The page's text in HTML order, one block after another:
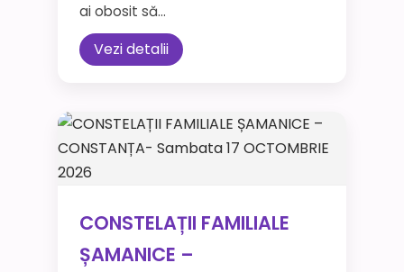
ai obosit să...
Vezi detalii
CONSTELAȚII FAMILIALE
ȘAMANICE –